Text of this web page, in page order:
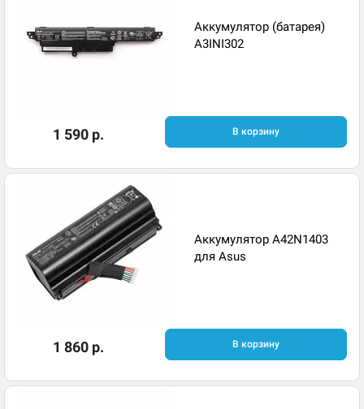
Аккумулятор (батарея)
A3INI302
1 590 р. В корзину
Аккумулятор A42N1403
для Asus
1 860 р. В корзину